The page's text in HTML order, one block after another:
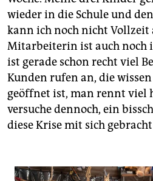
wieder in die Schule und
kann ich noch nicht
Mitarbeiterin ist auch noch
ist gerade schon recht viel
Kunden rufen an, die
geöffnet ist, man rennt viel
versuche dennoch, ein
diese Krise mit sich